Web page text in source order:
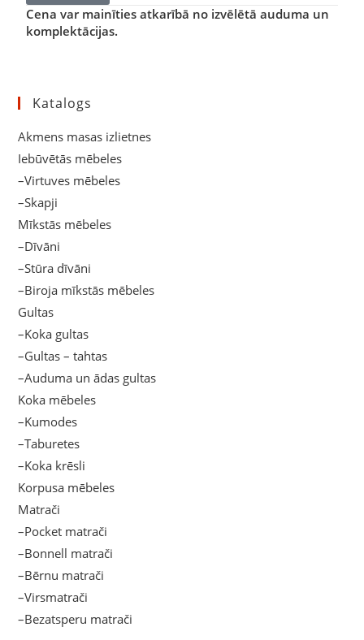
Cena var mainīties atkarībā no izvēlētā auduma un
komplektācijas.
Katalogs
Akmens masas izlietnes
Iebūvētās mēbeles
–Virtuves mēbeles
–Skapji
Mīkstās mēbeles
–Dīvāni
–Stūra dīvāni
–Biroja mīkstās mēbeles
Gultas
–Koka gultas
–Gultas – tahtas
–Auduma un ādas gultas
Koka mēbeles
–Kumodes
–Taburetes
–Koka krēsli
Korpusa mēbeles
Matrači
–Pocket matrači
–Bonnell matrači
–Bērnu matrači
–Virsmatrači
–Bezatsperu matrači